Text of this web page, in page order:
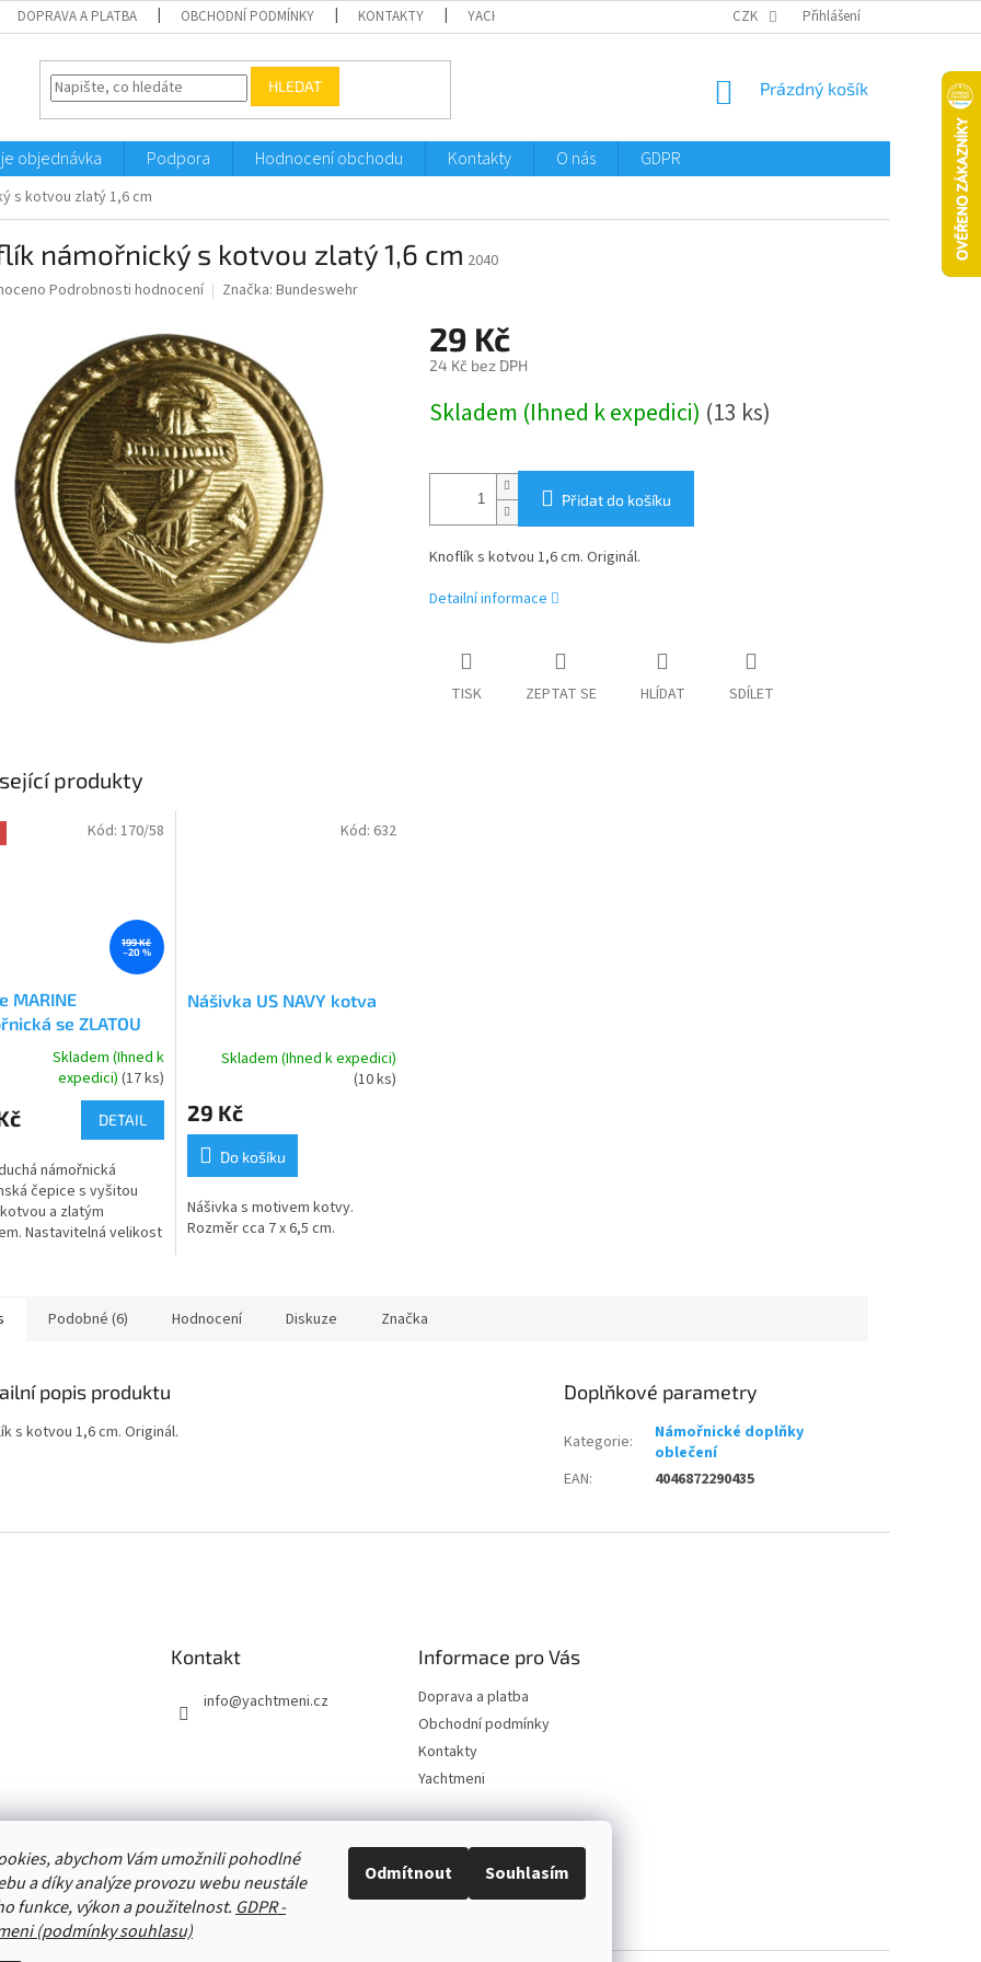
abychom Vám umožnili pohodlné
a díky analýze provozu webu neustále
funkce, výkon a použitelnost. GDPR -
(podmínky souhlasu)
Odmítnout Souhlasím
DOPRAVA A PLATBA OBCHODNÍ PODMÍNKY KONTAKTY YACHTMENI CZK Přihlášení
HLEDAT
NÁKUPNÍ
Prázdný košík
objednávka Podpora Hodnocení obchodu Kontakty O nás GDPR
s kotvou zlatý 1,6 cm
námořnický s kotvou zlatý 1,6 cm 2040
Podrobnosti hodnocení Značka: Bundeswehr
29 Kč
24 Kč bez DPH
cena:
Skladem (Ihned k expedici) (13 ks)
Přidat do košíku
Knoflík s kotvou 1,6 cm. Originál.
Detailní informace
TISK ZEPTAT SE HLÍDAT SDÍLET
produkty
199 Kč
–20 %
MARINE
se ZLATOU
Skladem (Ihned k
expedici) (17 ks)
DETAIL
námořnická
čepice s vyšitou
a zlatým
Nastavitelná velikost
Kód: 170/58
Nášivka US NAVY kotva
Skladem (Ihned k expedici)
(10 ks)
29 Kč
Do košíku
Nášivka s motivem kotvy.
Rozměr cca 7 x 6,5 cm.
Kód: 632
Podobné (6) Hodnocení Diskuze Značka
popis produktu
s kotvou 1,6 cm. Originál.
Doplňkové parametry
Kategorie:
Námořnické doplňky
oblečení
EAN: 4046872290435
Kontakt
info@yachtmeni.cz
Informace pro Vás
Doprava a platba
Obchodní podmínky
Kontakty
Yachtmeni
Zboží.cz Heureka.cz Yachtmeni ComGate Payments, a.s.